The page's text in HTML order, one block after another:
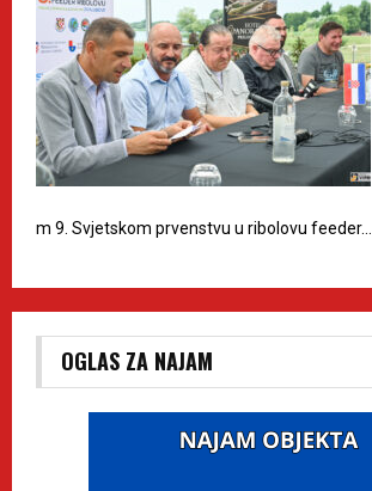
m 9. Svjetskom prvenstvu u ribolovu feeder…
OGLAS ZA NAJAM